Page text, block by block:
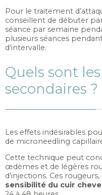
Pour le traitement
conseillent de débuter
séance par semaine
plusieurs séances
d’intervalle.
Quels sont
secondaires ?
Les effets indésirables
de microneedling
Cette technique peut
œdèmes et de légères
d’injections. Ces
sensibilité du cuir